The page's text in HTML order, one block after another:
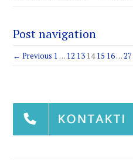
Post navigation
← Previous 1 … 12 13 1415 16…27